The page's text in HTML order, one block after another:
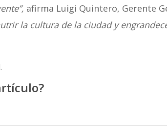
afirma Luigi Quintero, Gerente
la cultura de la ciudad y